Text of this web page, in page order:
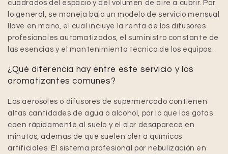
cuadrados del espacio y del volumen de aire a cubrir. Por
lo general, se maneja bajo un modelo de servicio mensual
llave en mano, el cual incluye la renta de los difusores
profesionales automatizados, el suministro constante de
las esencias y el mantenimiento técnico de los equipos.
¿Qué diferencia hay entre este servicio y los
aromatizantes comunes?
Los aerosoles o difusores de supermercado contienen
altas cantidades de agua o alcohol, por lo que las gotas
caen rápidamente al suelo y el olor desaparece en
minutos, además de que suelen oler a químicos
artificiales. El sistema profesional por nebulización en